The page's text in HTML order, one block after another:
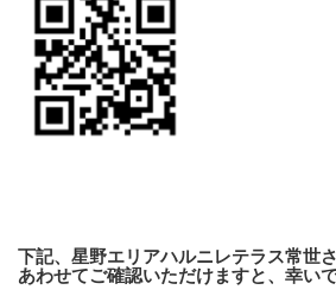
下記、星野エリアハルニレテラス常世
あわせてご確認いただけますと、幸い